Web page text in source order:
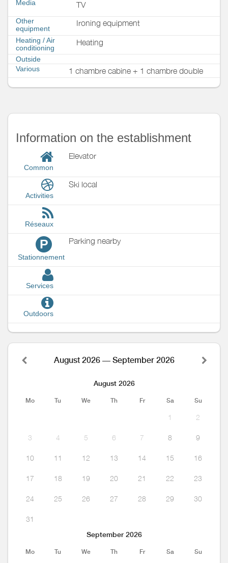
Media TV
Other
equipment
Ironing equipment
Heating / Air
conditioning
Heating
Outside
Various
1 chambre cabine + 1 chambre double
Information on the establishment
Common
Elevator
Activities
Ski local
Réseaux
P
Stationnement
Parking nearby
Services
Outdoors
August 2026 — September 2026
August 2026
Mo Tu We Th Fr Sa Su
1 2
3 4 5 6 7 8 9
10 11 12 13 14 15 16
17 18 19 20 21 22 23
24 25 26 27 28 29 30
31
September 2026
Mo Tu We Th Fr Sa Su